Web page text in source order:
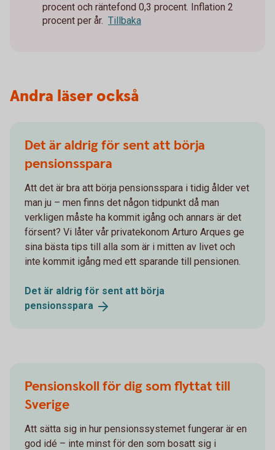
procent och räntefond 0,3 procent. Inflation 2
procent per år. Tillbaka
Andra läser också
Det är aldrig för sent att börja
pensionsspara
Att det är bra att börja pensionsspara i tidig ålder vet
man ju – men finns det någon tidpunkt då man
verkligen måste ha kommit igång och annars är det
försent? Vi låter vår privatekonom Arturo Arques ge
sina bästa tips till alla som är i mitten av livet och
inte kommit igång med ett sparande till pensionen.
Det är aldrig för sent att börja
pensionsspara
Pensionskoll för dig som flyttat till
Sverige
Att sätta sig in hur pensionssystemet fungerar är en
god idé – inte minst för den som bosatt sig i